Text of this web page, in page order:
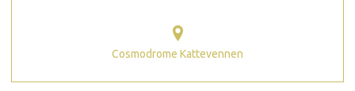
Cosmodrome Kattevennen